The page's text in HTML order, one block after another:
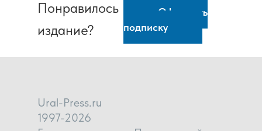
Понравилось
издание?
Оформить
подписку
Ural-Press.ru
1997-2026